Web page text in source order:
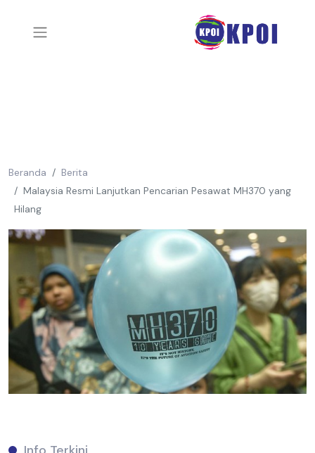
Beranda
Berita
Malaysia Resmi Lanjutkan Pencarian Pesawat MH370 yang
Hilang